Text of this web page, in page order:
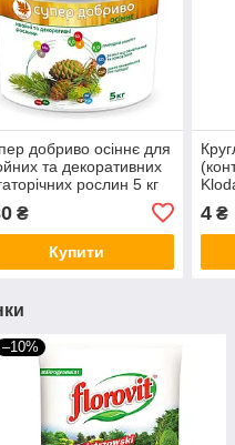
добриво осіннє для
та декоративних
рослин 5 кг
₴
Купити
4 ₴
–10%